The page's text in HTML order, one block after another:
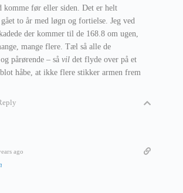
før eller siden. Det er helt
to år med løgn og fortielse. Jeg ved
der kommer til de 168.8 om ugen,
mange flere. Tæl så alle de
pårørende – så vil det flyde over på et
håbe, at ikke flere stikker armen frem
ago